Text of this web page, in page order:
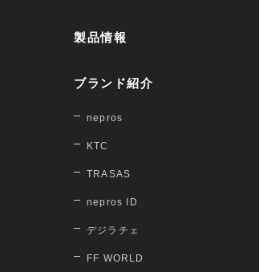
製品情報
ブランド紹介
nepros
KTC
TRASAS
nepros ID
デジラチェ
FF WORLD